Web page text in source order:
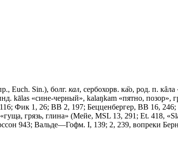
Еuсh. Sin.), болг. кал, сербохорв. ка̏о, род. п.
kālas «сине-черный», kаlаŋkаm «пятно,
Фик 1, 26; ВВ 2, 197; Бецценбергер, ВВ 16,
грязь, глина» (Мейе, МSL 13, 291; Еt. 418,
943; Вальде—Гофм. I, 139; 2, 239, вопреки